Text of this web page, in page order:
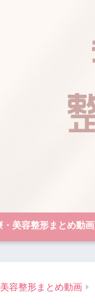
・美容整形まとめ動画
容整形まとめ動画